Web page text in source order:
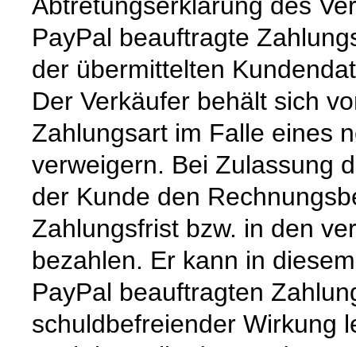
PayPal beauftragte
der übermittelten
Der Verkäufer behält sich
Zahlungsart im Falle eines
verweigern. Bei Zulassung
der Kunde den
Zahlungsfrist bzw. in den
bezahlen. Er kann in
PayPal beauftragten
schuldbefreiender Wirkung